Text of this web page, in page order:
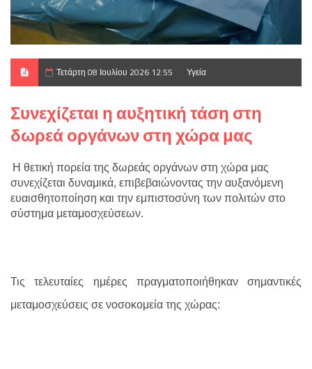
Τετάρτη 08 Ιουλίου 2026 12:55 Υγεία
Συνεχίζεται η αυξητική τάση στη
δωρεά οργάνων στη χώρα μας
Η θετική πορεία της δωρεάς οργάνων στη χώρα μας
συνεχίζεται δυναμικά, επιβεβαιώνοντας την αυξανόμενη
ευαισθητοποίηση και την εμπιστοσύνη των πολιτών στο
σύστημα μεταμοσχεύσεων.
Τις τελευταίες ημέρες πραγματοποιήθηκαν σημαντικές
μεταμοσχεύσεις σε νοσοκομεία της χώρας: